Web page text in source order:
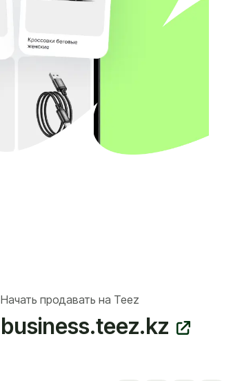
Начать продавать на Teez
business.teez.kz